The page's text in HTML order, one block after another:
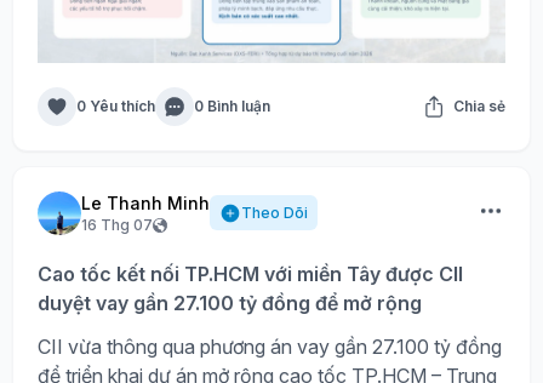
0 Yêu thích 0 Bình luận Chia sẻ
Le Thanh Minh
16 Thg 07
Theo Dõi
Cao tốc kết nối TP.HCM với miền Tây được CII
duyệt vay gần 27.100 tỷ đồng để mở rộng
CII vừa thông qua phương án vay gần 27.100 tỷ đồng
để triển khai dự án mở rộng cao tốc TP.HCM – Trung